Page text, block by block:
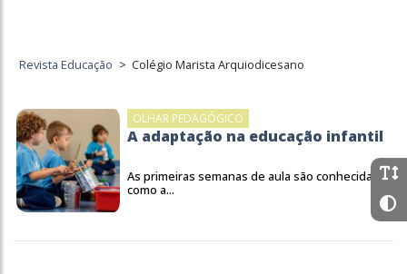
Revista Educação > Colégio Marista Arquiodicesano
OLHAR PEDAGÓGICO
A adaptação na educação infantil
As primeiras semanas de aula são conhecidas
como a...